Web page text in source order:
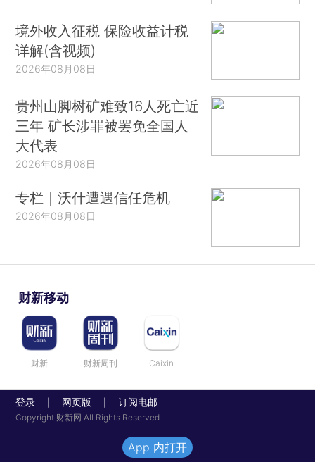
境外收入征税 保险收益计税
详解(含视频)
2026年08月08日
贵州山脚树矿难致16人死亡近
三年 矿长涉罪被罢免全国人
大代表
2026年08月08日
专栏｜沃什遭遇信任危机
2026年08月08日
财新移动
财新 财新周刊 Caixin
登录 网页版 订阅电邮
Copyright 财新网 All Rights Reserved
App 内打开